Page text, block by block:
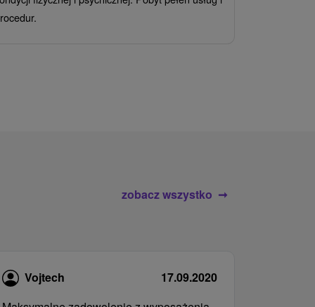
zobacz wszystko
Vojtech
17.09.2020